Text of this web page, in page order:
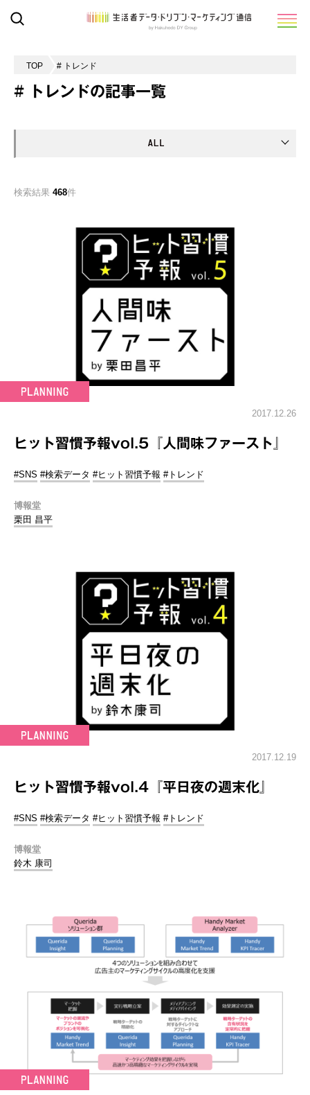
TOP # トレンド
# トレンドの記事一覧
検索結果 468件
2017.12.26
ヒット習慣予報vol.5『人間味ファースト』
#SNS #検索データ #ヒット習慣予報 #トレンド
博報堂
栗田 昌平
2017.12.19
ヒット習慣予報vol.4『平日夜の週末化』
#SNS #検索データ #ヒット習慣予報 #トレンド
博報堂
鈴木 康司